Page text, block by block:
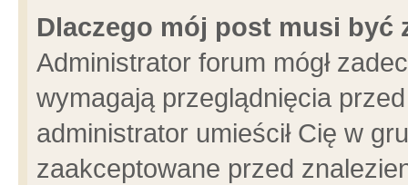
Dlaczego mój post musi być
Administrator forum mógł
wymagają przeglądnięcia
administrator umieścił Cię w
zaakceptowane przed